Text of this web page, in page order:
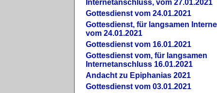
Internetanschluss, vom 27.01.2021
Gottesdienst vom 24.01.2021
Gottesdienst, für langsamen
vom 24.01.2021
Gottesdienst vom 16.01.2021
Gottesdienst vom, für langsamen
Internetanschluss 16.01.2021
Andacht zu Epiphanias 2021
Gottesdienst vom 03.01.2021